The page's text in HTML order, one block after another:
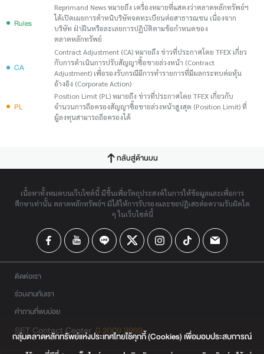
Rules
Reprimand News หมายถึง เครื่องหมายที่แสดงว่าตลาดหลักทรัพย์ฯ
ได้เปิดเผยการตำหนิบริษัทจดทะเบียนต่อสาธารณชน เนื่องจาก
บริษัท ฝ่าฝืนหรือละเลยการปฏิบัติตามข้อกำหนดของ
ตลาดหลักทรัพย์
CA
Contract Adjustment (CA) หมายถึง ข่าวที่ประกาศโดย TFEX เกี่ยว
กับการดำเนินการปรับสัญญาซื้อขายล่วงหน้า (Contract
Adjustment) เพื่อรองรับกรณีมีการทำรายการที่มีผลกระทบต่อหุ้น
อ้างอิง (Corporate Action)
PL
Position Limit (PL) หมายถึง ข่าวที่ประกาศโดย TFEX เกี่ยวกับ
จำนวนการถือครองสัญญาซื้อขายล่วงหน้าสูงสุด (Position Limit) ที่
ผู้ลงทุนสามารถถือครองได้
กลับสู่ด้านบน
เนื้อหาทั้งหมดบนเว็บไซต์นี้ มีขึ้นเพื่อวัตถุประสงค์ในการให้ข้อมูลและเพื่อการ
ศึกษาเท่านั้น ตลาดหลักทรัพย์ฯ มิได้ให้การรับรองและขอปฏิเสธต่อความรับผิดใด
ๆ ในเว็บไซต์นี้
ติดต่อเรา
ร่วมงานกับเรา
คำถามที่พบบ่อย
SET Contact Center 0 2009 9999
กลุ่มตลาดหลักทรัพย์แห่งประเทศไทยใช้คุกกี้ (Cookies) เพื่อมอบประสบการณ์